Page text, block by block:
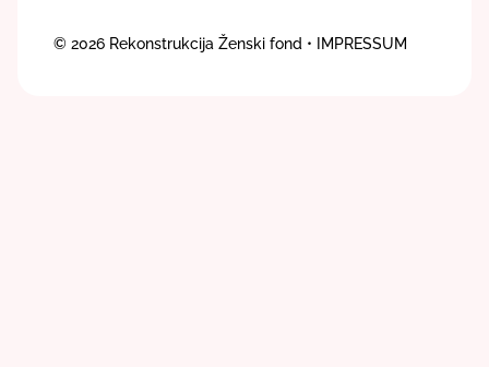
© 2026 Rekonstrukcija Ženski fond • IMPRESSUM